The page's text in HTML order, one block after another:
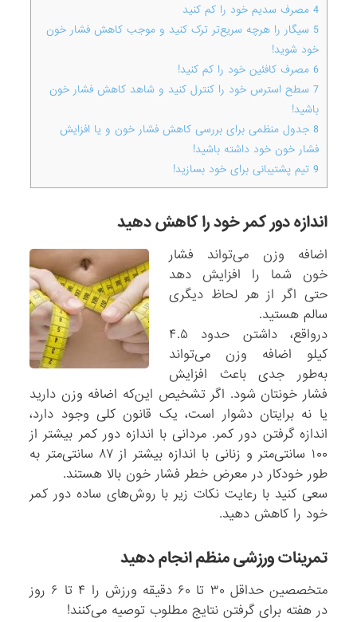
4 مصرف سدیم خود را کم کنید
5 سیگار را هر‌چه سریع‌تر ترک کنید و موجب کاهش فشار خون
خود شوید!
6 مصرف کافئین خود را کم کنید!
7 سطح استرس خود را کنترل کنید و شاهد کاهش فشار خون
باشید!
8 جدول منظمی برای بررسی کاهش فشار خون و یا افزایش
فشار خون خود داشته باشید!
9 تیم پشتیبانی برای خود بسازید!
اندازه دور کمر خود را کاهش دهید
اضافه وزن می‌تواند فشار
خون شما را افزایش دهد
حتی اگر از هر لحاظ دیگری
سالم هستید.
درواقع، داشتن حدود ۴.۵
کیلو اضافه وزن می‌تواند
به‌طور جدی باعث افزایش
فشار خونتان شود. اگر تشخیص این‌که اضافه وزن دارید
یا نه برایتان دشوار است، یک قانون کلی وجود دارد،
اندازه گرفتن دور کمر. مردانی با اندازه دور کمر بیشتر از
۱۰۰ سانتی‌متر و زنانی با اندازه بیشتر از ۸۷ سانتی‌متر به
طور خودکار در معرض خطر فشار خون بالا هستند.
سعی کنید با رعایت نکات زیر با روش‌های ساده دور کمر
خود را کاهش دهید.
تمرینات ورزشی منظم انجام دهید
متخصصین حداقل ۳۰ تا ۶۰ دقیقه ورزش را ۴ تا ۶ روز
در هفته برای گرفتن نتایج مطلوب توصیه می‌کنند!